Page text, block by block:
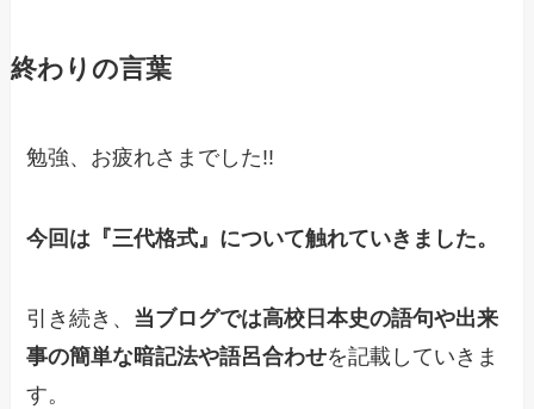
終わりの言葉
勉強、お疲れさまでした!!
今回は『三代格式』について触れていきました。
引き続き、 当ブログでは高校日本史の語句や出来
事の簡単な暗記法や語呂合わせを記載していきま
す。